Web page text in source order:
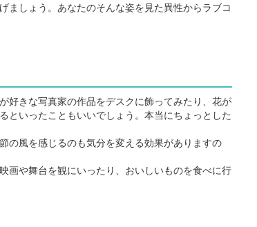
ましょう。あなたのそんな姿を見た異性からラブコ
好きな写真家の作品をデスクに飾ってみたり、花が
といったこともいいでしょう。本当にちょっとした
の風を感じるのも気分を変える効果がありますの
画や舞台を観にいったり、おいしいものを食べに行